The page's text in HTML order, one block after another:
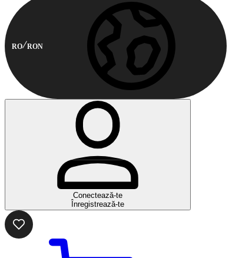
RO RON
Conectează-te
Înregistrează-te